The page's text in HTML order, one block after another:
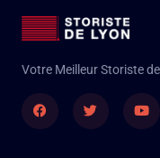
Votre Meilleur Storiste
FacebookTwitter